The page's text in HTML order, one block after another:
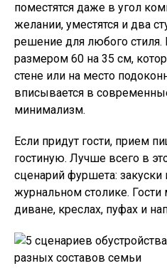
поместятся даже в угол
желании, уместятся и два
решение для любого
размером 60 на 35 см,
стене или на место
вписывается в
минимализм.
Если придут гости, прием
гостиную. Лучше всего в
сценарий фуршета:
журнальном столике. Гости
диване, креслах, пуфах и